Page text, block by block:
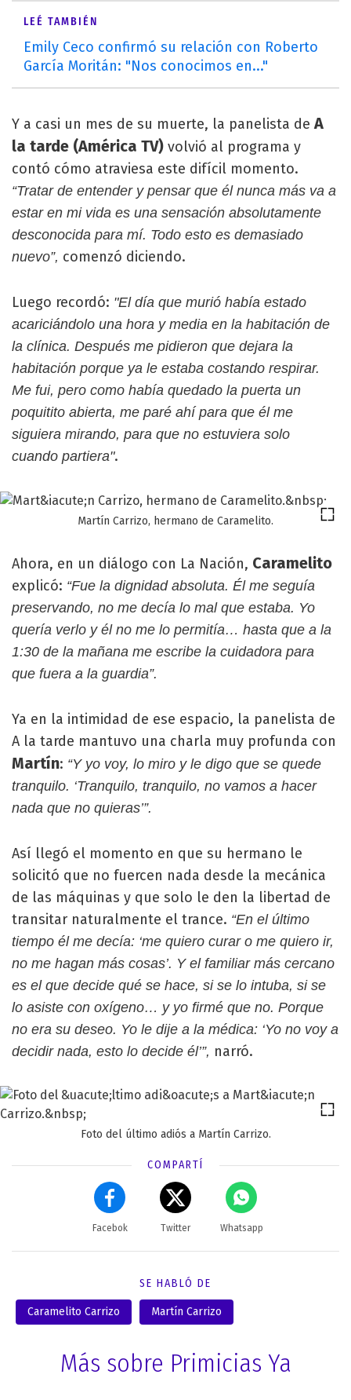
LEÉ TAMBIÉN
Emily Ceco confirmó su relación con Roberto
García Moritán: "Nos conocimos en..."
Y a casi un mes de su muerte, la panelista de A
la tarde (América TV) volvió al programa y
contó cómo atraviesa este difícil momento.
“Tratar de entender y pensar que él nunca más va a
estar en mi vida es una sensación absolutamente
desconocida para mí. Todo esto es demasiado
nuevo”, comenzó diciendo.
Luego recordó: "El día que murió había estado
acariciándolo una hora y media en la habitación de
la clínica. Después me pidieron que dejara la
habitación porque ya le estaba costando respirar.
Me fui, pero como había quedado la puerta un
poquitito abierta, me paré ahí para que él me
siguiera mirando, para que no estuviera solo
cuando partiera".
Martín Carrizo, hermano de Caramelito.
Ahora, en un diálogo con La Nación, Caramelito
explicó: “Fue la dignidad absoluta. Él me seguía
preservando, no me decía lo mal que estaba. Yo
quería verlo y él no me lo permitía… hasta que a la
1:30 de la mañana me escribe la cuidadora para
que fuera a la guardia”.
Ya en la intimidad de ese espacio, la panelista de
A la tarde mantuvo una charla muy profunda con
Martín: “Y yo voy, lo miro y le digo que se quede
tranquilo. ‘Tranquilo, tranquilo, no vamos a hacer
nada que no quieras’”.
Así llegó el momento en que su hermano le
solicitó que no fuercen nada desde la mecánica
de las máquinas y que solo le den la libertad de
transitar naturalmente el trance. “En el último
tiempo él me decía: ‘me quiero curar o me quiero ir,
no me hagan más cosas’. Y el familiar más cercano
es el que decide qué se hace, si se lo intuba, si se
lo asiste con oxígeno… y yo firmé que no. Porque
no era su deseo. Yo le dije a la médica: ‘Yo no voy a
decidir nada, esto lo decide él’”, narró.
Foto del último adiós a Martín Carrizo.
COMPARTÍ
Facebok Twitter Whatsapp
SE HABLÓ DE
Caramelito Carrizo Martín Carrizo
Más sobre Primicias Ya